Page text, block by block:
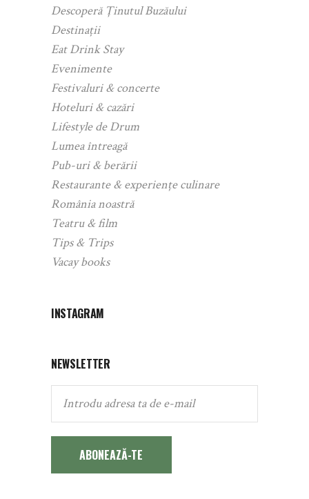
Descoperă Ținutul Buzăului
Destinații
Eat Drink Stay
Evenimente
Festivaluri & concerte
Hoteluri & cazări
Lifestyle de Drum
Lumea întreagă
Pub-uri & berării
Restaurante & experiențe culinare
România noastră
Teatru & film
Tips & Trips
Vacay books
INSTAGRAM
NEWSLETTER
ABONEAZĂ-TE